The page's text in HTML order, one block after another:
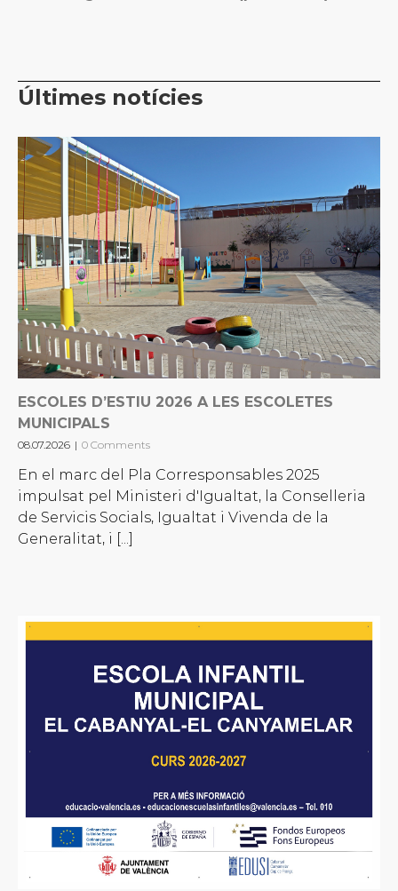
Últimes notícies
ESCOLES D’ESTIU 2026 A LES ESCOLETES
MUNICIPALS
08.07.2026 | 0 Comments
En el marc del Pla Corresponsables 2025
impulsat pel Ministeri d'Igualtat, la Conselleria
de Servicis Socials, Igualtat i Vivenda de la
Generalitat, i [...]